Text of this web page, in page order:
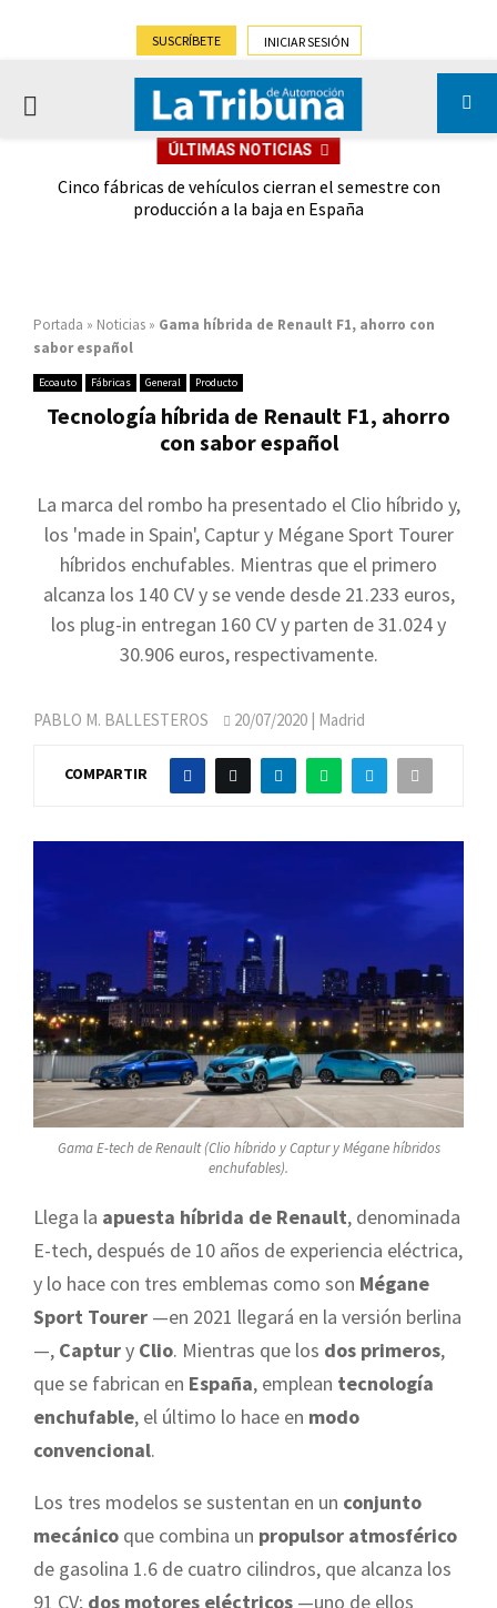
SUSCRÍBETE INICIAR SESIÓN
PRIMARY
ÚLTIMAS NOTICIAS
Cinco fábricas de vehículos cierran el semestre con
producción a la baja en España
Portada » Noticias » Gama híbrida de Renault F1, ahorro con
sabor español
Ecoauto Fábricas General Producto
Tecnología híbrida de Renault F1, ahorro
con sabor español
La marca del rombo ha presentado el Clio híbrido y,
los 'made in Spain', Captur y Mégane Sport Tourer
híbridos enchufables. Mientras que el primero
alcanza los 140 CV y se vende desde 21.233 euros,
los plug-in entregan 160 CV y parten de 31.024 y
30.906 euros, respectivamente.
PABLO M. BALLESTEROS 20/07/2020 | Madrid
COMPARTIR
Gama E-tech de Renault (Clio híbrido y Captur y Mégane híbridos
enchufables).
Llega la apuesta híbrida de Renault, denominada
E-tech, después de 10 años de experiencia eléctrica,
y lo hace con tres emblemas como son Mégane
Sport Tourer —en 2021 llegará en la versión berlina
—, Captury Clio. Mientras que los dos primeros,
que se fabrican en España, emplean tecnología
enchufable, el último lo hace en modo
convencional.
Los tres modelos se sustentan en un conjunto
mecánico que combina un propulsor atmosférico
de gasolina 1.6 de cuatro cilindros, que alcanza los
91 CV; dos motores eléctricos —uno de ellos